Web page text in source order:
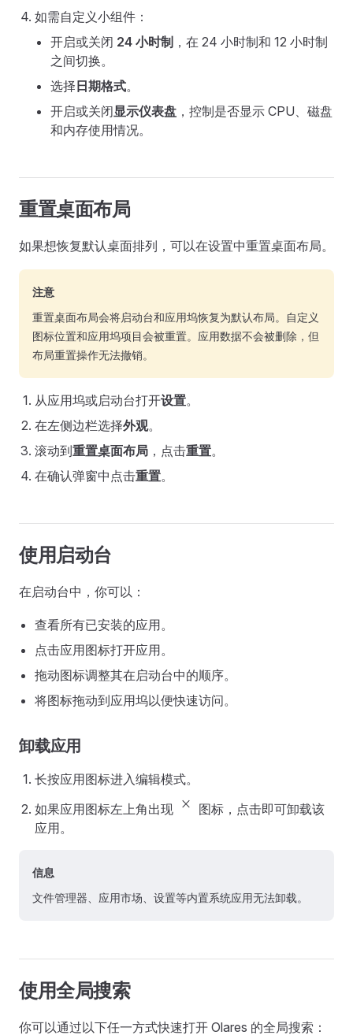
如需自定义小组件：
开启或关闭 24 小时制 ，在 24 小时制和 12 小时制
之间切换。
选择日期格式。
开启或关闭显示仪表盘 ，控制是否显示 CPU、磁盘
和内存使用情况。
重置桌面布局
如果想恢复默认桌面排列，可以在设置中重置桌面布局。
注意
重置桌面布局会将启动台和应用坞恢复为默认布局。自定义
图标位置和应用坞项目会被重置。应用数据不会被删除，但
布局重置操作无法撤销。
从应用坞或启动台打开设置。
在左侧边栏选择外观。
滚动到重置桌面布局 ，点击重置。
在确认弹窗中点击重置。
使用启动台
在启动台中，你可以：
查看所有已安装的应用。
点击应用图标打开应用。
拖动图标调整其在启动台中的顺序。
将图标拖动到应用坞以便快速访问。
卸载应用
长按应用图标进入编辑模式。
如果应用图标左上角出现 close_small 图标，点击即可卸载该
应用。
信息
文件管理器、应用市场、设置等内置系统应用无法卸载。
使用全局搜索
你可以通过以下任一方式快速打开 Olares 的全局搜索：